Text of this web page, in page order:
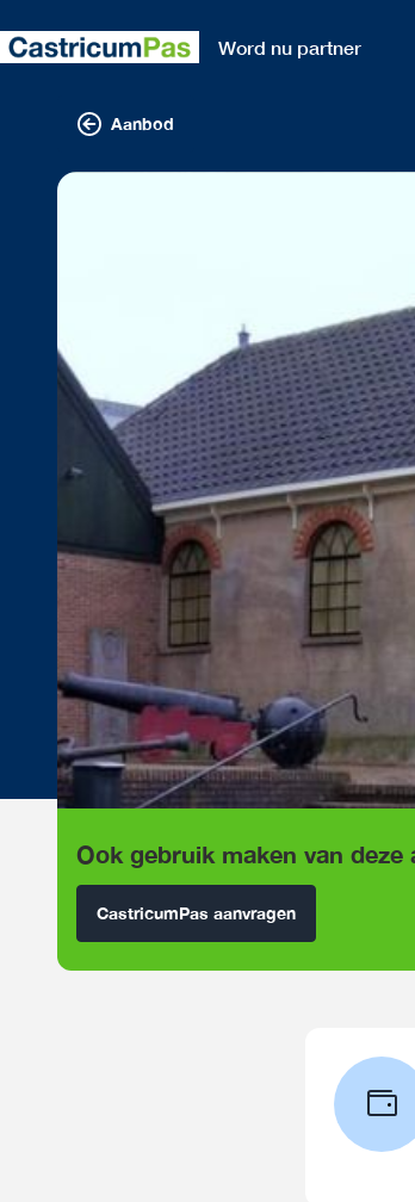
Word nu partner
Aanbod
Ook gebruik maken van deze
CastricumPas aanvragen